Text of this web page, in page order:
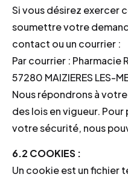
Si vous désirez exercer
soumettre votre
contact ou un courrier :
Par courrier : Pharmacie
57280 MAIZIERES LES-
Nous répondrons à
des lois en vigueur.
votre sécurité, nous
6.2 COOKIES :
Un cookie est un fichier